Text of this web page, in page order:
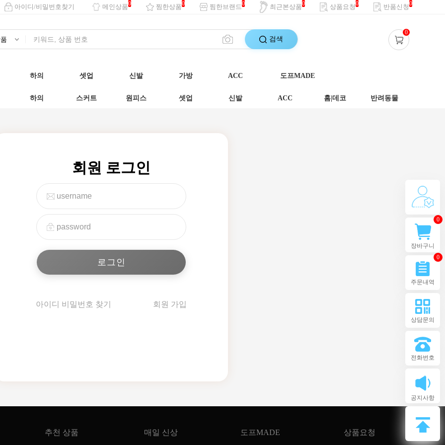
아이디/비밀번호찾기 메인상품0 찜한상품0 찜한브랜드0 최근본상품0 상품요청0 반품신청0
검색
0
하의 셋업 신발 가방 ACC 도프MADE
하의 스커트 원피스 셋업 신발 ACC 홈|데코 반려동물
회원 로그인
아이디 비밀번호 찾기 회원 가입
추천 상품 매일 신상 도프MADE 상품요청
장바구니
0
주문내역
0
상담문의
전화번호
공지사항